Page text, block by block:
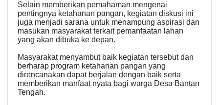
Selain memberikan pemahaman mengenai
pentingnya ketahanan pangan, kegiatan diskusi ini
juga menjadi sarana untuk menampung aspirasi dan
masukan masyarakat terkait pemanfaatan lahan
yang akan dibuka ke depan.
Masyarakat menyambut baik kegiatan tersebut dan
berharap program ketahanan pangan yang
direncanakan dapat berjalan dengan baik serta
memberikan manfaat nyata bagi warga Desa Bantan
Tengah.